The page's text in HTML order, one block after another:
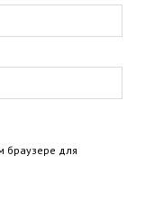
браузере для